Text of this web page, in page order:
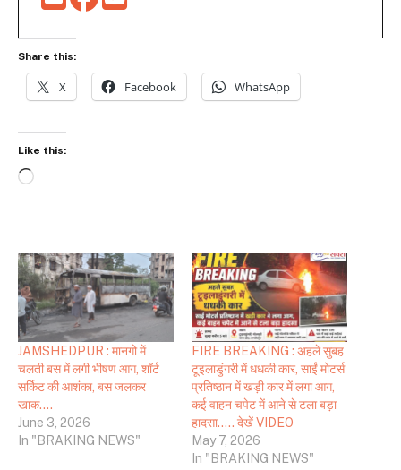
Share this:
X Facebook WhatsApp
Like this:
Loading…
JAMSHEDPUR : मानगो में
चलती बस में लगी भीषण आग, शॉर्ट
सर्किट की आशंका, बस जलकर
खाक….
June 3, 2026
In "BRAKING NEWS"
FIRE BREAKING : अहले सुबह
टूइलाडुंगरी में धधकी कार, साईं मोटर्स
प्रतिष्ठान में खड़ी कार में लगा आग,
कई वाहन चपेट में आने से टला बड़ा
हादसा….. देखें VIDEO
May 7, 2026
In "BRAKING NEWS"